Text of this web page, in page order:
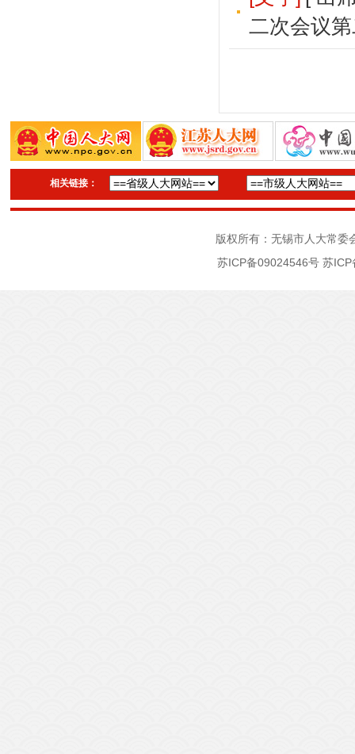
二次会议
相关链接：
版权所有：无锡市人大常
苏ICP备09024546号 苏ICP